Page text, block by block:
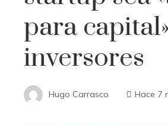
para
inversores
Hugo Carrasco Hace 7